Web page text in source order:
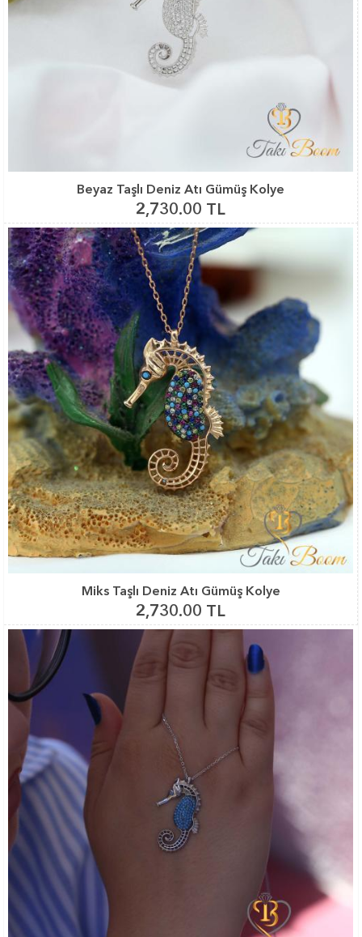
Beyaz Taşlı Deniz Atı Gümüş Kolye
2,730.00 TL
Miks Taşlı Deniz Atı Gümüş Kolye
2,730.00 TL